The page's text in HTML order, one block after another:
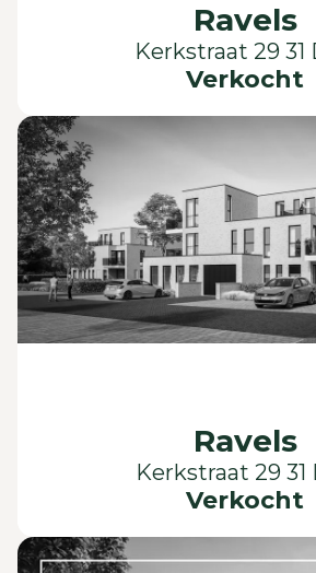
Verkocht
Ravels
Kerkstraat 29 31
Verkocht
Ravels
Kerkstraat 29 31